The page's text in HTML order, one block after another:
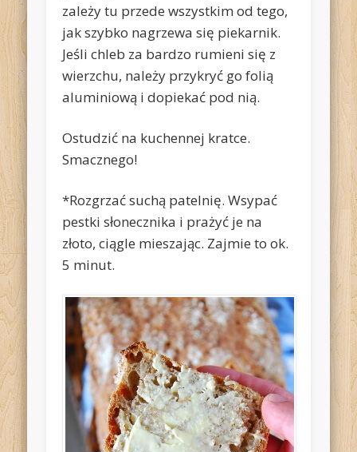
zależy tu przede wszystkim od tego,
jak szybko nagrzewa się piekarnik.
Jeśli chleb za bardzo rumieni się z
wierzchu, należy przykryć go folią
aluminiową i dopiekać pod nią.
Ostudzić na kuchennej kratce.
Smacznego!
*Rozgrzać suchą patelnię. Wsypać
pestki słonecznika i prażyć je na
złoto, ciągle mieszając. Zajmie to ok.
5 minut.